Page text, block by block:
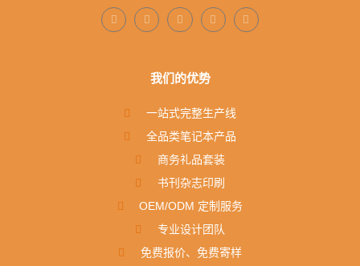
我们的优势
一站式完整生产线
全品类笔记本产品
商务礼品套装
书刊杂志印刷
OEM/ODM 定制服务
专业设计团队
免费报价、免费寄样